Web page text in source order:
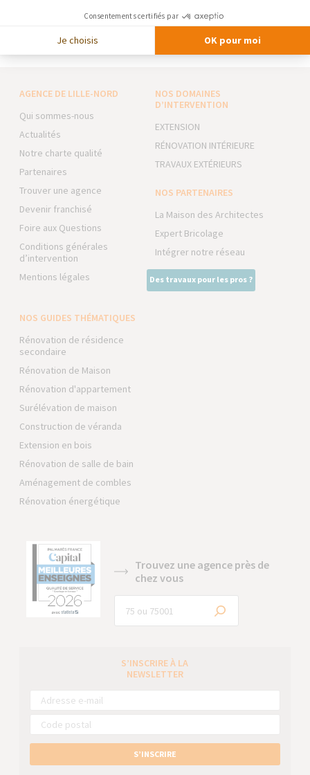
leur impact écologique.
AGENCE DE LILLE-NORD
Qui sommes-nous
Actualités
Notre charte qualité
Partenaires
Trouver une agence
Devenir franchisé
Foire aux Questions
Conditions générales
d’intervention
Mentions légales
NOS DOMAINES
D’INTERVENTION
EXTENSION
RÉNOVATION INTÉRIEURE
TRAVAUX EXTÉRIEURS
NOS PARTENAIRES
La Maison des Architectes
Expert Bricolage
Intégrer notre réseau
Des travaux pour les pros ?
NOS GUIDES THÉMATIQUES
Rénovation de résidence
secondaire
Rénovation de Maison
Rénovation d'appartement
Surélévation de maison
Construction de véranda
Extension en bois
Rénovation de salle de bain
Aménagement de combles
Rénovation énergétique
Trouvez une agence près de
chez vous
S’INSCRIRE À LA
NEWSLETTER
S’INSCRIRE
Consentements certifiés par
Je choisis OK pour moi